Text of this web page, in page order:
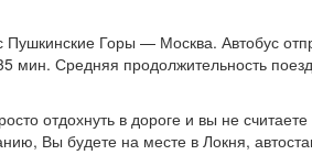
Горы — Москва. Автобус
мин. Средняя продолжительность
отдохнуть в дороге и вы не
Вы будете на месте в Локня,